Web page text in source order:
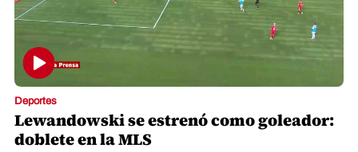
Deportes
Lewandowski se estrenó como goleador:
doblete en la MLS